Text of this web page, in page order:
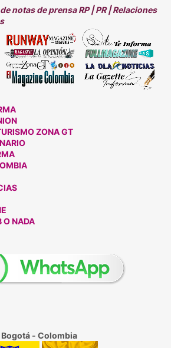
notas de prensa RP | PR | Relaciones
ZONA GT
O NADA
Bogotá - Colombia